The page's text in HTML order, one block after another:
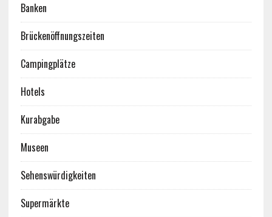
Banken
Brückenöffnungszeiten
Campingplätze
Hotels
Kurabgabe
Museen
Sehenswürdigkeiten
Supermärkte